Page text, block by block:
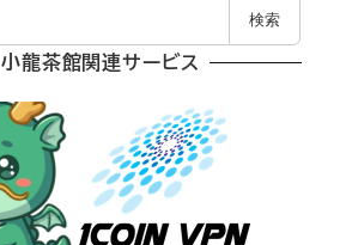
検索
小龍茶館関連サービス